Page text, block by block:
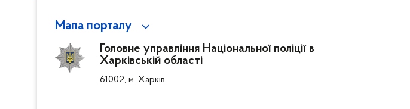
Мапа порталу
Головне управління Національної поліції в
Харківській області
61002, м. Харків